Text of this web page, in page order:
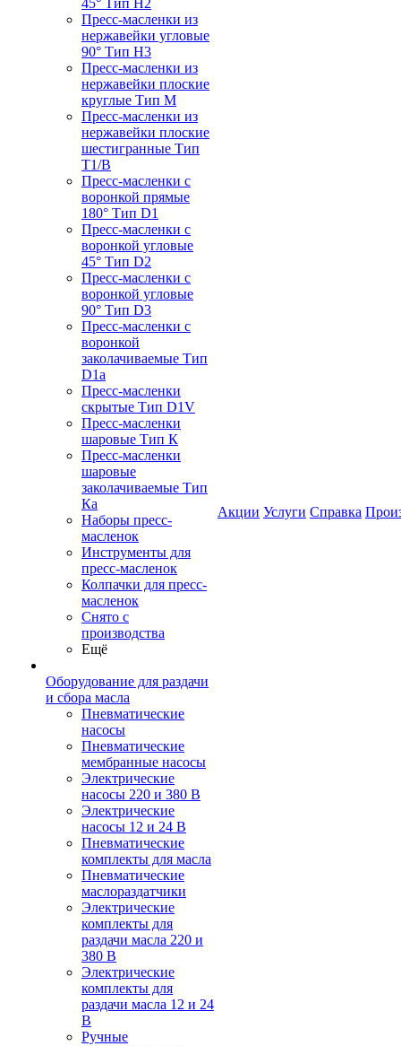
45° Тип H2
Пресс-масленки из
нержавейки угловые
90° Тип H3
Пресс-масленки из
нержавейки плоские
круглые Тип M
Пресс-масленки из
нержавейки плоские
шестигранные Тип
T1/B
Пресс-масленки с
воронкой прямые
180° Тип D1
Пресс-масленки с
воронкой угловые
45° Тип D2
Пресс-масленки с
воронкой угловые
90° Тип D3
Пресс-масленки с
воронкой
заколачиваемые Тип
D1a
Пресс-масленки
скрытые Тип D1V
Пресс-масленки
шаровые Тип К
Пресс-масленки
шаровые
заколачиваемые Тип
Кa
Наборы пресс-
масленок
Инструменты для
пресс-масленок
Колпачки для пресс-
масленок
Снято с
производства
Ещё
Оборудование для раздачи
и сбора масла
Пневматические
насосы
Пневматические
мембранные насосы
Электрические
насосы 220 и 380 В
Электрические
насосы 12 и 24 В
Пневматические
комплекты для масла
Пневматические
маслораздатчики
Электрические
комплекты для
раздачи масла 220 и
380 В
Электрические
комплекты для
раздачи масла 12 и 24
В
Ручные
Акции Услуги Справка